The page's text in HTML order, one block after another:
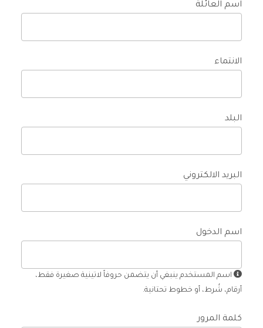
اسم العائلة
الانتماء
البلد
البريد الالكتروني
اسم الدخول
اسم المستخدم ينبغي أن يتضمن حروفاً لاتينية صغيرة فقط،
أرقام، شُرط، أو خطوط تحتانية.
كلمة المرور